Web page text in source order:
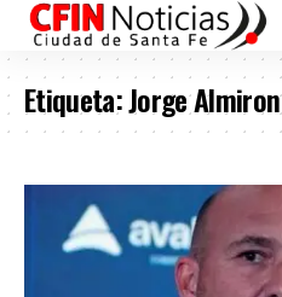
Etiqueta:Jorge Almiron